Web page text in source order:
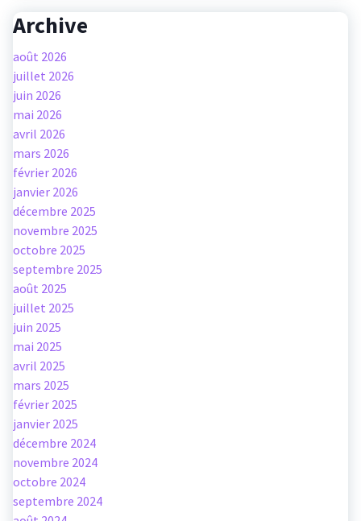
Archive
août 2026
juillet 2026
juin 2026
mai 2026
avril 2026
mars 2026
février 2026
janvier 2026
décembre 2025
novembre 2025
octobre 2025
septembre 2025
août 2025
juillet 2025
juin 2025
mai 2025
avril 2025
mars 2025
février 2025
janvier 2025
décembre 2024
novembre 2024
octobre 2024
septembre 2024